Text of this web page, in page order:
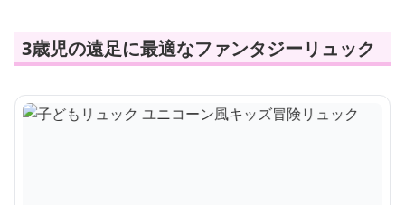
3歳児の遠足に最適なファンタジーリュック